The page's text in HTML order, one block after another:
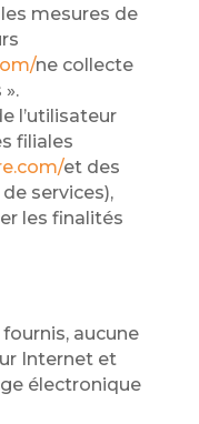
mesures de
ne collecte
l’utilisateur
filiales
et des
services),
les finalités
aucune
Internet et
électronique